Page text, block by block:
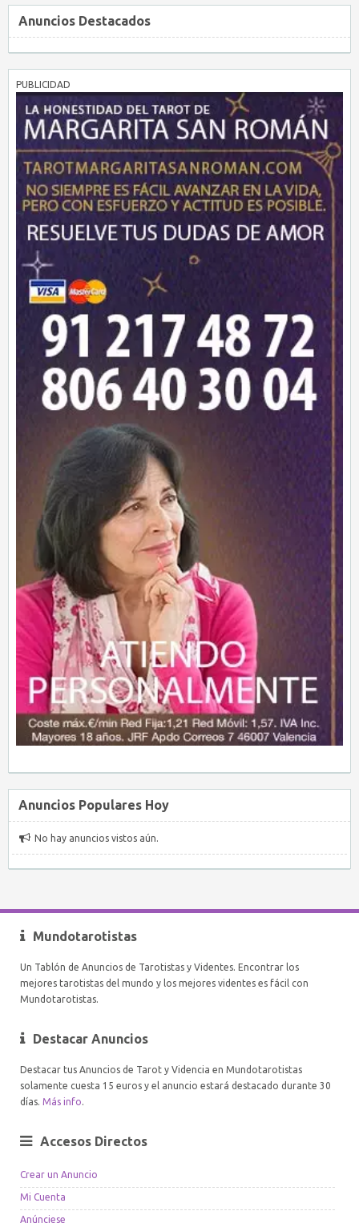
Anuncios Destacados
PUBLICIDAD
Anuncios Populares Hoy
No hay anuncios vistos aún.
Mundotarotistas
Un Tablón de Anuncios de Tarotistas y Videntes. Encontrar los
mejores tarotistas del mundo y los mejores videntes es fácil con
Mundotarotistas.
Destacar Anuncios
Destacar tus Anuncios de Tarot y Videncia en Mundotarotistas
solamente cuesta 15 euros y el anuncio estará destacado durante 30
días. Más info.
Accesos Directos
Crear un Anuncio
Mi Cuenta
Anúnciese